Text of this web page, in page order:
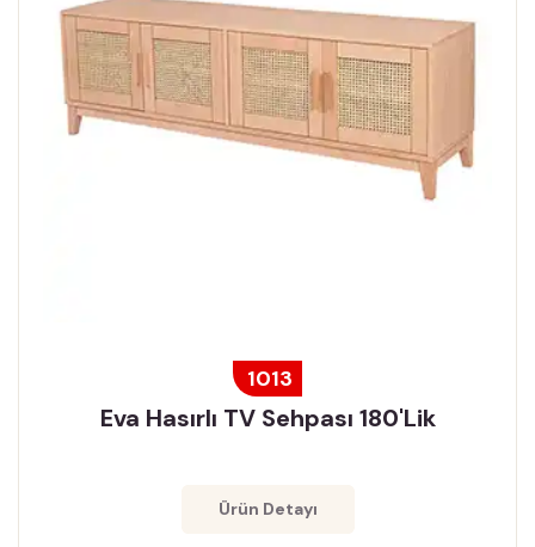
1013
Eva Hasırlı TV Sehpası 180'lik
Ürün Detayı